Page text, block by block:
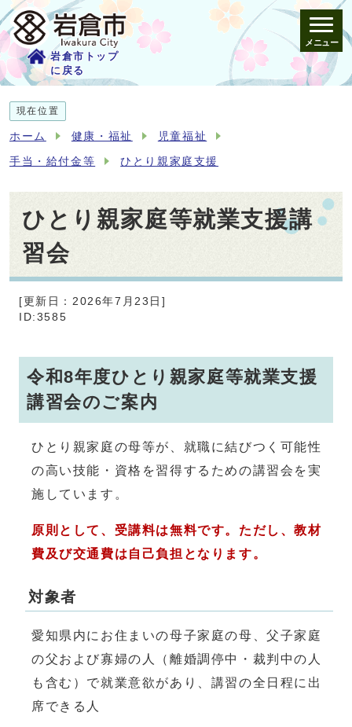
岩倉市トップ
に戻る
メニュー
現在位置
ホーム 健康・福祉 児童福祉
手当・給付金等 ひとり親家庭支援
ひとり親家庭等就業支援講
習会
[更新日：2026年7月23日]
ID:3585
令和8年度ひとり親家庭等就業支援
講習会のご案内
ひとり親家庭の母等が、就職に結びつく可能性
の高い技能・資格を習得するための講習会を実
施しています。
原則として、受講料は無料です。ただし、教材
費及び交通費は自己負担となります。
対象者
愛知県内にお住まいの母子家庭の母、父子家庭
の父および寡婦の人（離婚調停中・裁判中の人
も含む）で就業意欲があり、講習の全日程に出
席できる人